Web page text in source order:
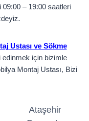
– 19:00 saatleri
Ustası ve Sökme
edinmek için bizimle
Montaj Ustası, Bizi
Ataşehir